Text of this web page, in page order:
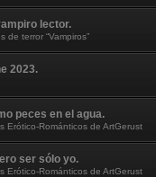
lector.
de terror “Vampiros”
2023.
peces en el agua.
Erótico-Románticos de ArtGerust
ser sólo yo.
Erótico-Románticos de ArtGerust